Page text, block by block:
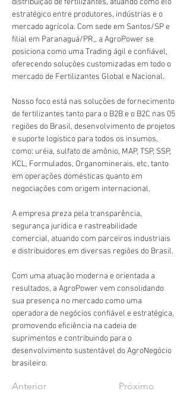
distribuição de fertilizantes, atuando como elo
estratégico entre produtores, indústrias e o
mercado agrícola. Com sede em Santos/SP e
filial em Paranaguá/PR,, a AgroPower se
posiciona como uma Trading ágil e confiável,
oferecendo soluções customizadas em todo o
mercado de Fertilizantes Global e Nacional.
Nosso foco está nas soluções de fornecimento
de fertilizantes tanto para o B2B e o B2C nas 05
regiões do Brasil, desenvolvimento de projetos
e suporte logístico para todos os insumos,
como: uréia, sulfato de amônio, MAP, TSP, SSP,
KCL, Formulados, Organominerais, etc, tanto
em operações domésticas quanto em
negociações com origem internacional.
A empresa preza pela transparência,
segurança jurídica e rastreabilidade
comercial, atuando com parceiros industriais
e distribuidores em diversas regiões do Brasil.
Com uma atuação moderna e orientada a
resultados, a AgroPower vem consolidando
sua presença no mercado como uma
operadora de negócios confiável e estratégica,
promovendo eficiência na cadeia de
suprimentos e contribuindo para o
desenvolvimento sustentável do AgroNegócio
brasileiro.
Anterior Próximo